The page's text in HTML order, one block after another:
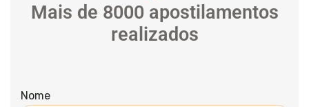
Mais de 8000 apostilamentos
realizados
Nome